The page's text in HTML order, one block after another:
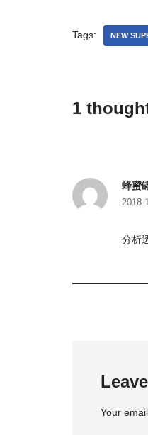
Tags: NEW
1
蜂蜜
2018-
分析
Your